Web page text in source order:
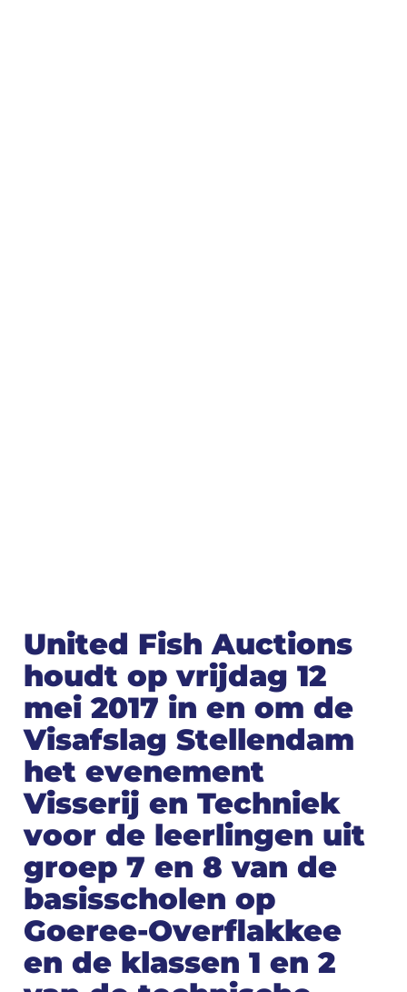
United Fish Auctions
houdt op vrijdag 12
mei 2017 in en om de
Visafslag Stellendam
het evenement
Visserij en Techniek
voor de leerlingen uit
groep 7 en 8 van de
basisscholen op
Goeree-Overflakkee
en de klassen 1 en 2